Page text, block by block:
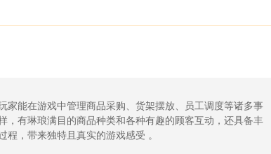
家能在游戏中管理商品采购、货架摆放、员工调度等诸多事
有琳琅满目的商品种类和各种有趣的顾客互动，还具备丰
，带来独特且真实的游戏感受 。